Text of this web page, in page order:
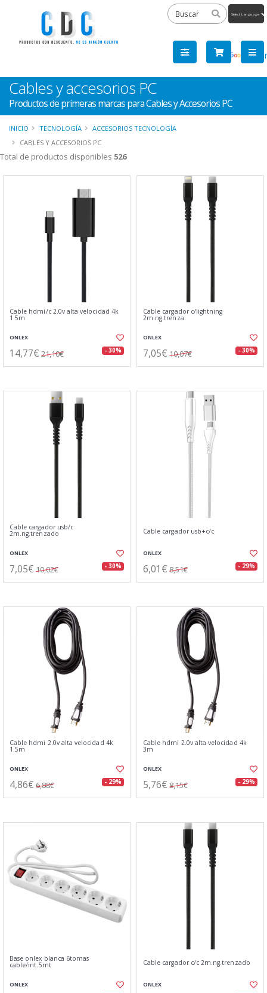
by
Cables y accesorios PC
Productos de primeras marcas para Cables y Accesorios PC
INICIO TECNOLOGÍA
ACCESORIOS TECNOLOGÍA
CABLES Y ACCESORIOS PC
Total de productos disponibles 526
Cable hdmi/c 2.0v alta velocidad 4k
1.5m
ONLEX
14,77€ 21,10€ - 30%
Cable cargador c/lightning
2m.ng.trenza.
ONLEX
7,05€ 10,07€ - 30%
Cable cargador usb/c
2m.ng.trenzado
ONLEX
7,05€ 10,02€ - 30%
Cable cargador usb+c/c
ONLEX
6,01€ 8,51€ - 29%
Cable hdmi 2.0v alta velocidad 4k
1.5m
ONLEX
4,86€ 6,88€ - 29%
Cable hdmi 2.0v alta velocidad 4k
3m
ONLEX
5,76€ 8,15€ - 29%
Base onlex blanca 6tomas
cable/int.5mt
ONLEX
Cable cargador c/c 2m.ng.trenzado
ONLEX